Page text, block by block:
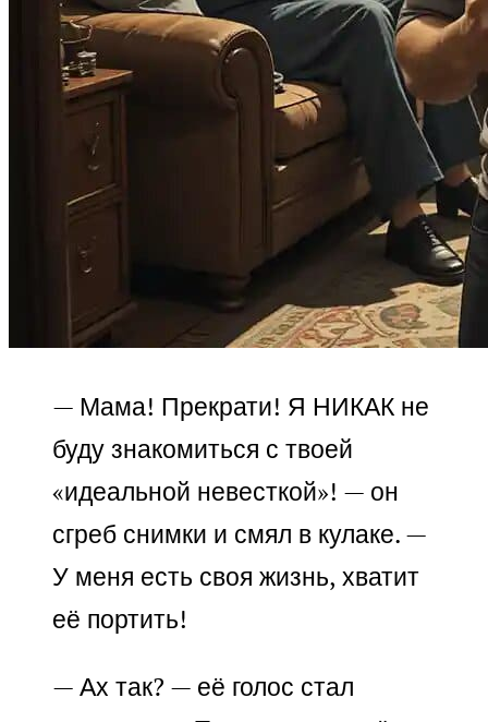
— Мама! Прекрати! Я НИКАК не
буду знакомиться с твоей
«идеальной невесткой»! — он
сгреб снимки и смял в кулаке. —
У меня есть своя жизнь, хватит
её портить!
— Ах так? — её голос стал